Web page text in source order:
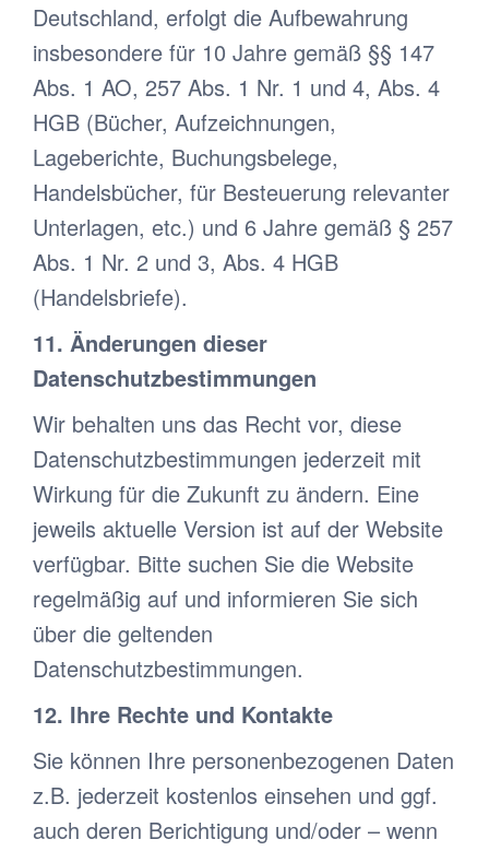
Deutschland, erfolgt die Aufbewahrung
insbesondere für 10 Jahre gemäß §§ 147
Abs. 1 AO, 257 Abs. 1 Nr. 1 und 4, Abs. 4
HGB (Bücher, Aufzeichnungen,
Lageberichte, Buchungsbelege,
Handelsbücher, für Besteuerung relevanter
Unterlagen, etc.) und 6 Jahre gemäß § 257
Abs. 1 Nr. 2 und 3, Abs. 4 HGB
(Handelsbriefe).
11. Änderungen dieser
Datenschutzbestimmungen
Wir behalten uns das Recht vor, diese
Datenschutzbestimmungen jederzeit mit
Wirkung für die Zukunft zu ändern. Eine
jeweils aktuelle Version ist auf der Website
verfügbar. Bitte suchen Sie die Website
regelmäßig auf und informieren Sie sich
über die geltenden
Datenschutzbestimmungen.
12. Ihre Rechte und Kontakte
Sie können Ihre personenbezogenen Daten
z.B. jederzeit kostenlos einsehen und ggf.
auch deren Berichtigung und/oder – wenn